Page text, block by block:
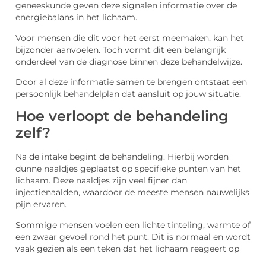
geneeskunde geven deze signalen informatie over de
energiebalans in het lichaam.
Voor mensen die dit voor het eerst meemaken, kan het
bijzonder aanvoelen. Toch vormt dit een belangrijk
onderdeel van de diagnose binnen deze behandelwijze.
Door al deze informatie samen te brengen ontstaat een
persoonlijk behandelplan dat aansluit op jouw situatie.
Hoe verloopt de behandeling
zelf?
Na de intake begint de behandeling. Hierbij worden
dunne naaldjes geplaatst op specifieke punten van het
lichaam. Deze naaldjes zijn veel fijner dan
injectienaalden, waardoor de meeste mensen nauwelijks
pijn ervaren.
Sommige mensen voelen een lichte tinteling, warmte of
een zwaar gevoel rond het punt. Dit is normaal en wordt
vaak gezien als een teken dat het lichaam reageert op